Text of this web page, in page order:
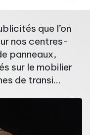
que l’on
nos centres-
panneaux,
sur le mobilier
de transi...